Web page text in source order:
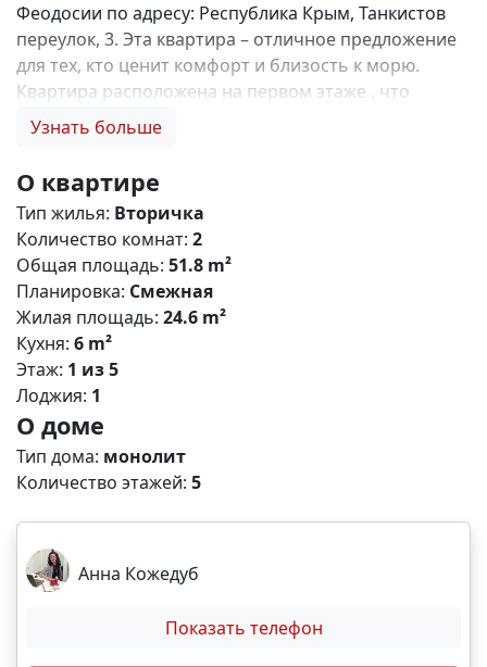
Феодосии по адресу: Республика Крым, Танкистов
переулок, 3. Эта квартира – отличное предложение
для тех, кто ценит комфорт и близость к морю.
Квартира расположена на первом этаже , что
обеспечивает удобный доступ и отсутствие
Косметический ремонт позволяет вам сразу заехать
и наслаждаться жизнью в своем новом доме.
Просторная лоджия станет любимым местом для
утреннего кофе Очень важно отметить, что данная
квартира располагается в привлекательной
локации: в шаговой доступности от моря, что
делает ее идеальным вариантом как для
постоянного проживания, так и для летнего отдыха.
Кроме того, вам не придется беспокоиться о
парковке, ведь предусмотрено свое парковочное
место. Не упустите возможность стать обладателем
этого замечательного жилья! Звоните и
записывайтесь на просмотр уже сегодня. V3590
Узнать больше
О квартире
Тип жилья: Вторичка
Количество комнат: 2
Общая площадь: 51.8 m²
Планировка: Смежная
Жилая площадь: 24.6 m²
Кухня: 6 m²
Этаж: 1 из 5
Лоджия: 1
О доме
Тип дома: монолит
Количество этажей: 5
Анна Кожедуб
Показать телефон